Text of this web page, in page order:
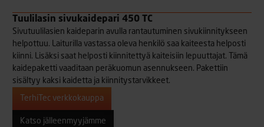
Tuulilasin sivukaidepari 450 TC
Sivutuulilasien kaideparin avulla rantautuminen sivukiinnitykseen
helpottuu. Laiturilla vastassa oleva henkilö saa kaiteesta helposti
kiinni. Lisäksi saat helposti kiinnitettyä kaiteisiin lepuuttajat. Tämä
kaidepaketti vaaditaan peräkuomun asennukseen. Pakettiin
sisältyy kaksi kaidetta ja kiinnitystarvikkeet.
TerhiTec verkkokauppa
Katso jälleenmyyjämme